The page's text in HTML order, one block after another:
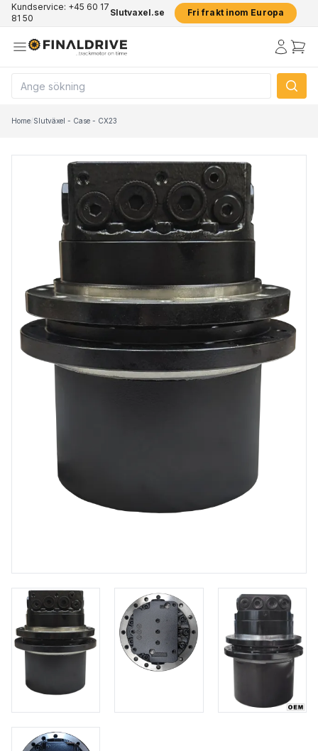
Kundservice: +45 60 17
81 50
Slutvaxel.se Fri frakt inom Europa
Home/Slutväxel - Case - CX23